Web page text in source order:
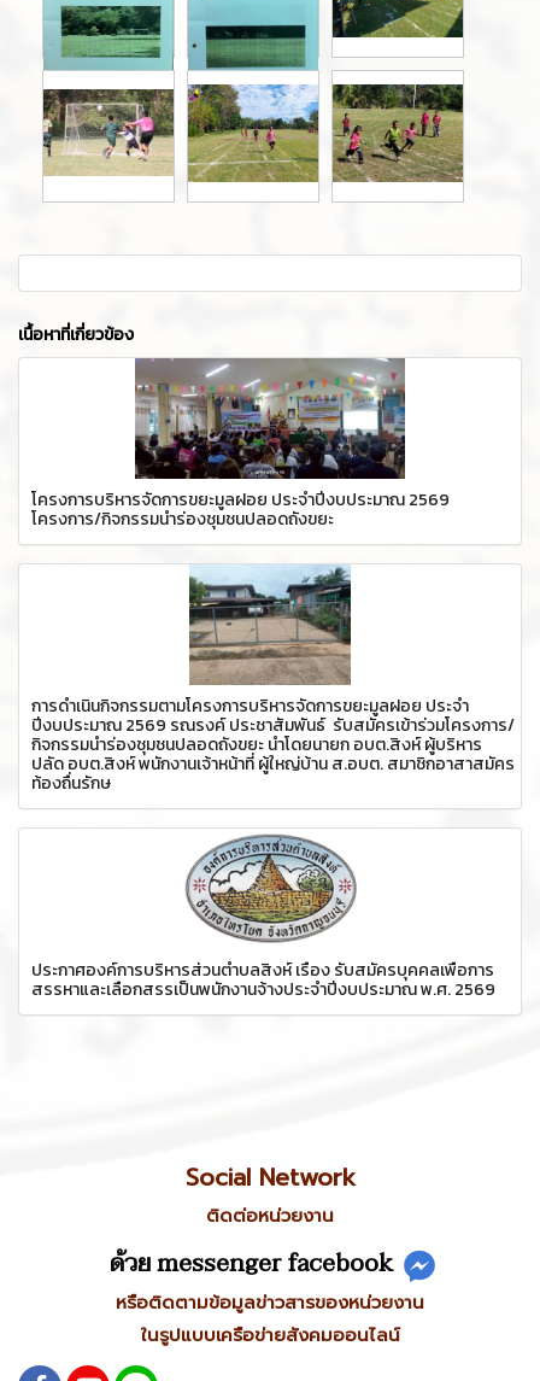
เนื้อหาที่เกี่ยวข้อง
โครงการบริหารจัดการขยะมูลฝอย ประจำปีงบประมาณ 2569
โครงการ/กิจกรรมนำร่องชุมชนปลอดถังขยะ
การดำเนินกิจกรรมตามโครงการบริหารจัดการขยะมูลฝอย ประจำ
ปีงบประมาณ 2569 รณรงค์ ประชาสัมพันธ์ รับสมัครเข้าร่วมโครงการ/
กิจกรรมนำร่องชุมชนปลอดถังขยะ นำโดยนายก อบต.สิงห์ ผู้บริหาร
ปลัด อบต.สิงห์ พนักงานเจ้าหน้าที่ ผู้ใหญ่บ้าน ส.อบต. สมาชิกอาสาสมัคร
ท้องถื่นรักษ
ประกาศองค์การบริหารส่วนตำบลสิงห์ เรื่อง รับสมัครบุคคลเพื่อการ
สรรหาและเลือกสรรเป็นพนักงานจ้างประจำปีงบประมาณ พ.ศ. 2569
Social Network
ติดต่อหน่วยงาน
ด้วย messenger facebook
หรือติดตามข้อมูลข่าวสารของหน่วยงาน
ในรูปแบบเครือข่ายสังคมออนไลน์